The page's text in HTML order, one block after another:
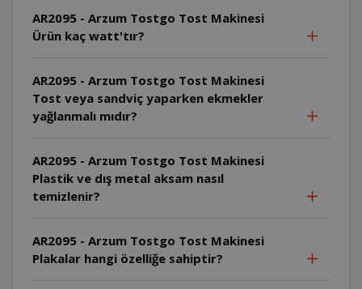
AR2095 - Arzum Tostgo Tost Makinesi
Ürün kaç watt'tır?
AR2095 - Arzum Tostgo Tost Makinesi
Tost veya sandviç yaparken ekmekler
yağlanmalı mıdır?
AR2095 - Arzum Tostgo Tost Makinesi
Plastik ve dış metal aksam nasıl
temizlenir?
AR2095 - Arzum Tostgo Tost Makinesi
Plakalar hangi özelliğe sahiptir?